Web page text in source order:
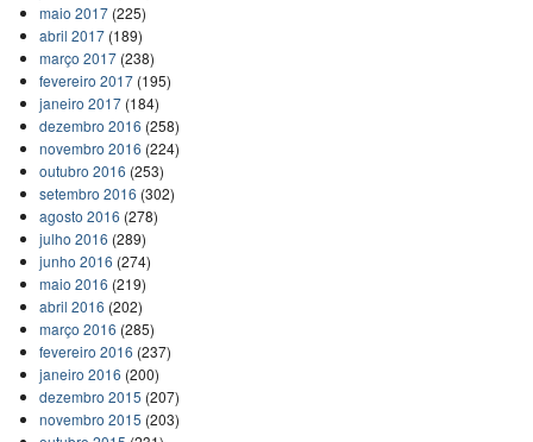
maio 2017(225)
abril 2017(189)
março 2017(238)
fevereiro 2017(195)
janeiro 2017(184)
dezembro 2016 (258)
novembro 2016 (224)
outubro 2016 (253)
setembro 2016 (302)
agosto 2016 (278)
julho 2016 (289)
junho 2016 (274)
maio 2016 (219)
abril 2016 (202)
março 2016 (285)
fevereiro 2016 (237)
janeiro 2016 (200)
dezembro 2015 (207)
novembro 2015 (203)